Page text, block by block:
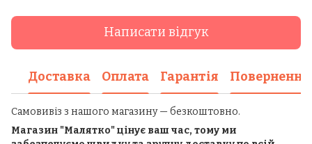
Написати відгук
Доставка Оплата Гарантія Повернення
Самовивіз з нашого магазину — безкоштовно.
Магазин "Малятко" цінує ваш час, тому ми